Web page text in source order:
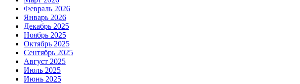
Февраль 2026
Январь 2026
Декабрь 2025
Ноябрь 2025
Октябрь 2025
Сентябрь 2025
Август 2025
Июль 2025
Июнь 2025